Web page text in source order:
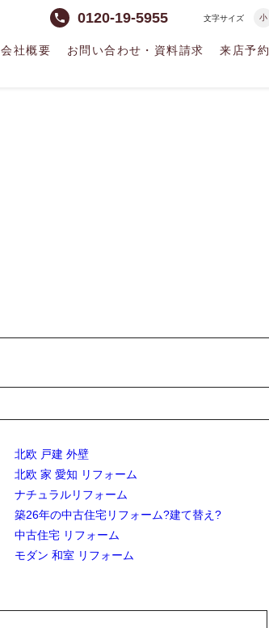
phone 0120-19-5955 文字サイズ 小
会社概要 お問い合わせ・資料請求 来店予約
北欧 戸建 外壁
北欧 家 愛知 リフォーム
ナチュラルリフォーム
築26年の中古住宅リフォーム?建て替え?
中古住宅 リフォーム
モダン 和室 リフォーム